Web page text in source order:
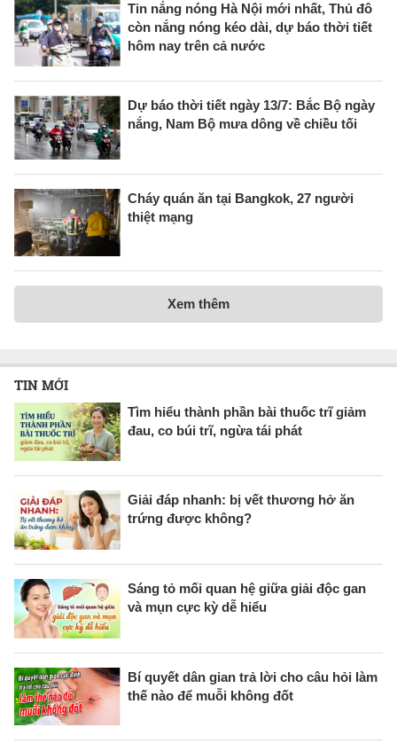
Tin nắng nóng Hà Nội mới nhất, Thủ đô
còn nắng nóng kéo dài, dự báo thời tiết
hôm nay trên cả nước
Dự báo thời tiết ngày 13/7: Bắc Bộ ngày
nắng, Nam Bộ mưa dông về chiều tối
Cháy quán ăn tại Bangkok, 27 người
thiệt mạng
Xem thêm
TIN MỚI
Tìm hiểu thành phần bài thuốc trĩ giảm
đau, co búi trĩ, ngừa tái phát
Giải đáp nhanh: bị vết thương hở ăn
trứng được không?
Sáng tỏ mối quan hệ giữa giải độc gan
và mụn cực kỳ dễ hiểu
Bí quyết dân gian trả lời cho câu hỏi làm
thế nào để muỗi không đốt